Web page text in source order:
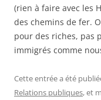
(rien à faire avec les
des chemins de fer.
pour des riches, pas
immigrés comme
Cette entrée a été
Relations publiques, et